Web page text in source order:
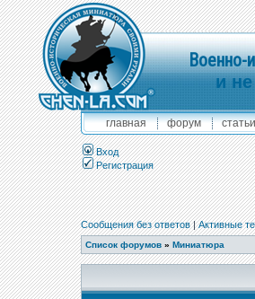
Военно-
и
главная форум статьи
Вход
Регистрация
Сообщения без ответов|Активные
Список форумов » Миниатюра